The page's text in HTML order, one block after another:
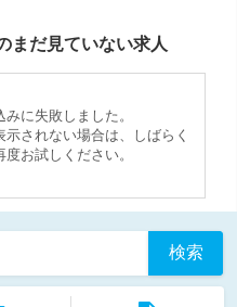
まだ見ていない求人
に失敗しました。
されない場合は、しばらく
お試しください。
検索